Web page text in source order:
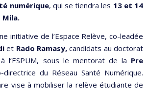
numérique, qui se tiendra les 13 et 14
Mila.
initiative de l’Espace Relève, co-leadée
et Rado Ramasy,candidats au doctorat
l’ESPUM, sous le mentorat de la Pre
directrice du Réseau Santé Numérique.
vise à mobiliser la relève étudiante de